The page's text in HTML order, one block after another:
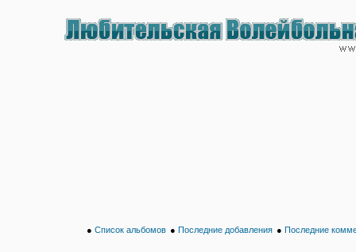
● Список альбомов ● Последние добавления ● Последние